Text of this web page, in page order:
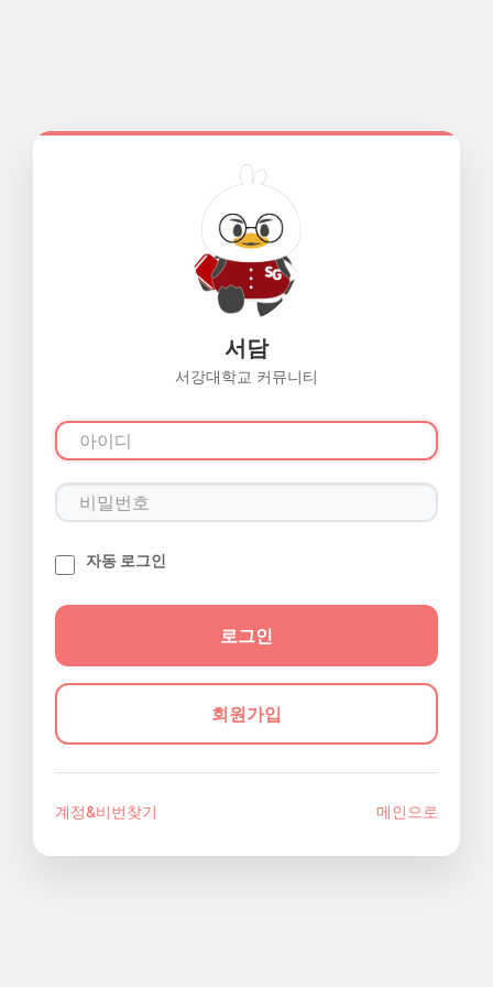
서담
서강대학교 커뮤니티
자동 로그인
회원가입
계정&비번찾기 메인으로